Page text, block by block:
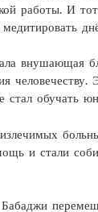
работы. И
внушающая
стал обучать
и стали